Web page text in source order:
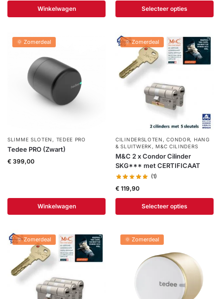
Winkelwagen Selecteer opties
🌞 Zomerdeal
SLIMME SLOTEN , TEDEE PRO
Tedee PRO (Zwart)
€ 399,00
Winkelwagen
🌞 Zomerdeal
CILINDERSLOTEN ,CONDOR, HANG
& SLUITWERK ,M&C CILINDERS
M&C 2 x Condor Cilinder
SKG*** met CERTIFICAAT
(1)
€ 119,90
Selecteer opties
🌞 Zomerdeal 🌞 Zomerdeal